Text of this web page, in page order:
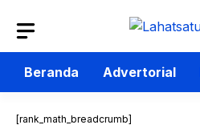
isi
Beranda
Advertorial
[rank_math_breadcrumb]